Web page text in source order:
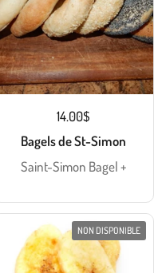
14.00$
Bagels de St-Simon
Saint-Simon Bagel +
NON DISPONIBLE